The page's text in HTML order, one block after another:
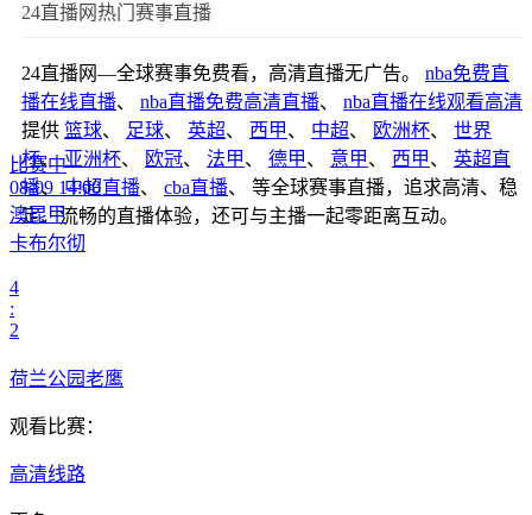
24直播网热门赛事直播
24直播网—全球赛事免费看，高清直播无广告。 nba免费直
播在线直播、 nba直播免费高清直播、 nba直播在线观看高清
提供 篮球、 足球、 英超、 西甲、 中超、 欧洲杯、 世界
杯、亚洲杯、 欧冠、 法甲、 德甲、 意甲、 西甲、 英超直
播、中超直播、 cba直播、 等全球赛事直播，追求高清、稳
定、流畅的直播体验，还可与主播一起零距离互动。
比赛中
08-09 14:00
澳昆甲
卡布尔彻
4
:
2
荷兰公园老鹰
观看比赛：
高清线路